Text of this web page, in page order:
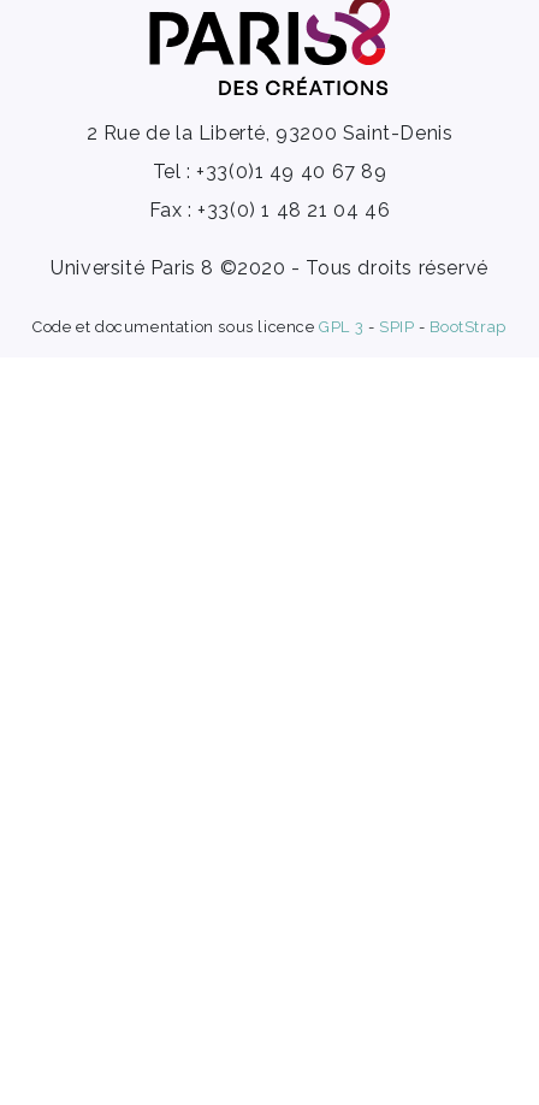
2 Rue de la Liberté, 93200 Saint-Denis
Tel : +33(0)1 49 40 67 89
Fax : +33(0) 1 48 21 04 46
Université Paris 8 ©2020 - Tous droits réservé
Code et documentation sous licenceGPL 3 - SPIP - BootStrap